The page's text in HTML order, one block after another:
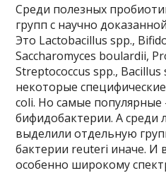
Среди полезных
групп с научно
Это Lactobacillus spp.,
Saccharomyces boulardii,
Streptococcus spp., Bacillus
некоторые
coli. Но самые популярные
бифидобактерии. А среди
выделили отдельную
бактерии reuteri иначе. И
особенно широкому